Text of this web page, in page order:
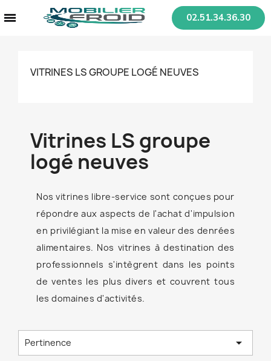
02.51.34.36.30
VITRINES LS GROUPE LOGÉ NEUVES
Vitrines LS groupe
logé neuves
Nos vitrines libre-service sont conçues pour
répondre aux aspects de l'achat d'impulsion
en privilégiant la mise en valeur des denrées
alimentaires. Nos vitrines à destination des
professionnels s'intègrent dans les points
de ventes les plus divers et couvrent tous
les domaines d'activités.
Pertinence 